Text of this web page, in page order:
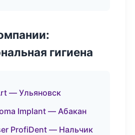
гигиена
— Ульяновск
Implant — Абакан
ProfiDent — Нальчик